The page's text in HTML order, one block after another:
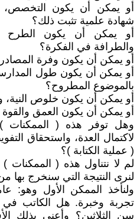
أو يمكن أن يكون
شهادة علمية تثبت ذلك؟
أو يمكن أن يكون الطرح
والطرافة في الفكرة؟
أو يمكن أن يكون وفرة
أو يمكن أن يكون طول
بالموضوع المطروح؟
أو يمكن أن يكون خلوص
أو يمكن أن يكون العمق
وهل توفر هذه (
لاكتمال العدة، واستحقاق
( عملية الكتابة )؟
لم لا نتناول هذه ( الممكنات )
لنرى النتيجة التي سنخرج بها
ولنأخذ الممكن الأول وهو:
تجربة وخبرة. هل الكاتب
سن الثلاثين؟ وأعني بذلك